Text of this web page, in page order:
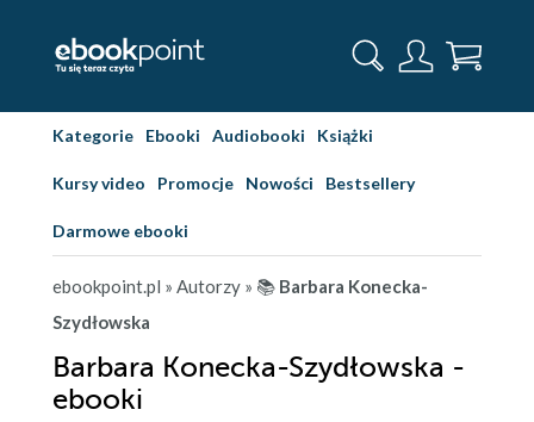
Kategorie Ebooki Audiobooki Książki
Kursy video Promocje Nowości Bestsellery
Darmowe ebooki
ebookpoint.pl » Autorzy » 📚 Barbara Konecka-
Szydłowska
Barbara Konecka-Szydłowska -
ebooki